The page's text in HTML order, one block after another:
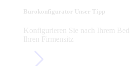
Bürokonfigurator Unser Tipp
Konfigurieren Sie nach Ihrem
Ihren Firmensitz